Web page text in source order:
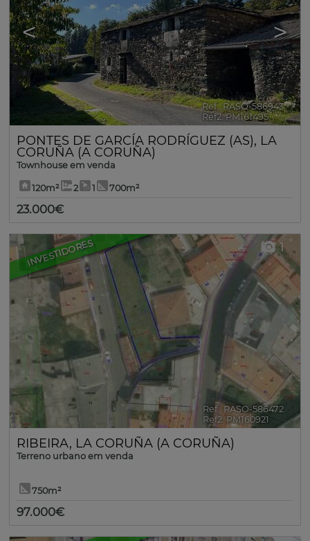
< >
Ref.. RASO-586943 🔗
Ref2. PM161495
PONTES DE GARCÍA RODRÍGUEZ (AS), LA
CORUÑA (A CORUÑA)
Townhouse em venda
120m² 2 1 700m²
23.000€
INVESTIDORES 1
Ref.. RASO-586472
Ref2. PM160921
RIBEIRA, LA CORUÑA (A CORUÑA)
Terreno urbano em venda
750m²
97.000€